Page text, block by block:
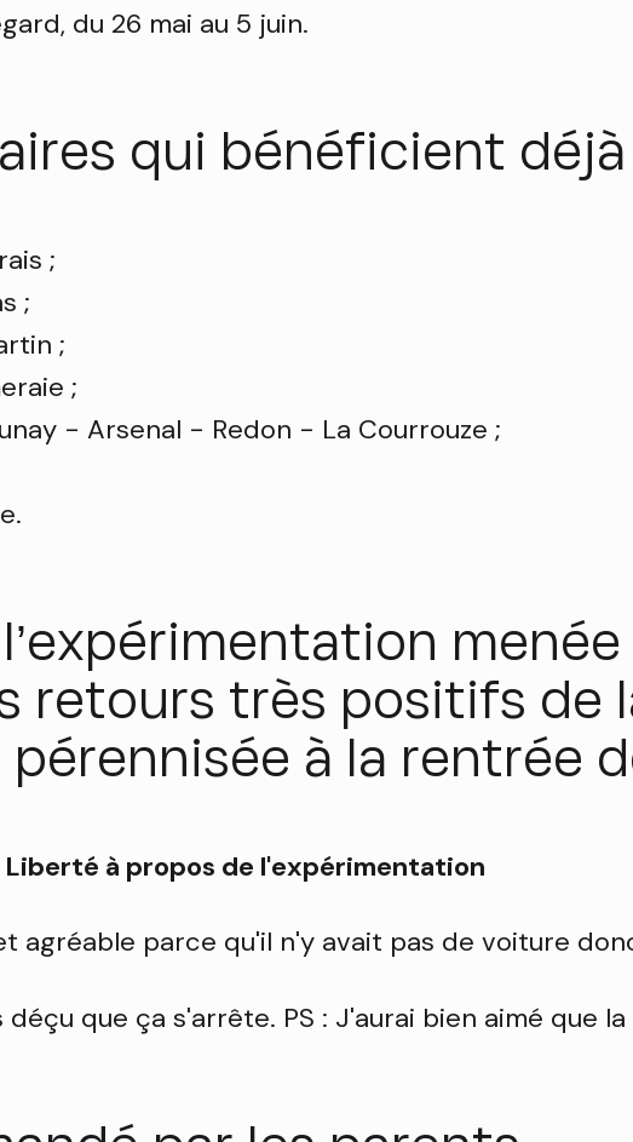
du 26 mai au 5 juin.
qui bénéficient
;
;
;
;
- Arsenal - Redon - La Courrouze ;
retours très positifs de
pérennisée à la rentrée
à propos de l'expérimentation
agréable parce qu'il n'y avait pas de voiture
que ça s'arrête. PS : J'aurai bien aimé que